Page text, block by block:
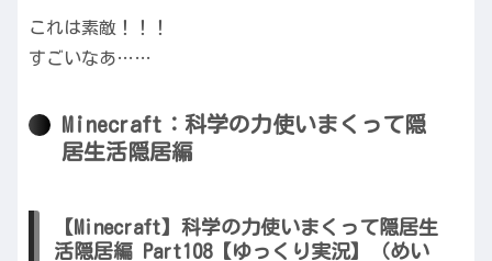
これは素敵！！！
すごいなあ……
Minecraft：科学の力使いまくって隠
居生活隠居編
【Minecraft】科学の力使いまくって隠居生
活隠居編 Part108【ゆっくり実況】（めい